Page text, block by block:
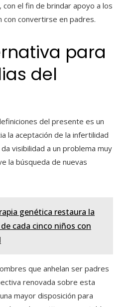
con el fin de brindar apoyo a los
con convertirse en padres.
para
del
del presente es un
la aceptación de la infertilidad
visibilidad a un problema muy
la búsqueda de nuevas
genética restaura la
cada cinco niños con
que anhelan ser padres
renovada sobre esta
mayor disposición para